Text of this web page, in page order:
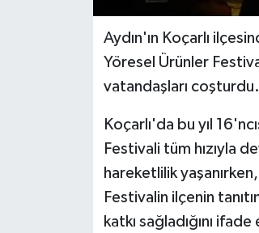
Aydın'ın Koçarlı
Yöresel Ürünler
vatandaşları coşturdu.
Koçarlı'da bu yıl
Festivali tüm hızıyla
hareketlilik
Festivalin ilçenin
katkı sağladığını